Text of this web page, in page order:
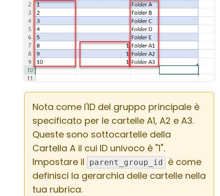
Nota come l'ID del gruppo principale è
specificato per le cartelle A1, A2 e A3.
Queste sono sottocartelle della
Cartella A il cui ID univoco è "1".
Impostare il
parent_group_id
è come
definisci la gerarchia delle cartelle nella
tua rubrica.